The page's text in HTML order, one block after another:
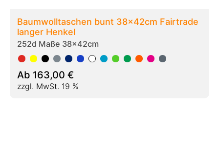
Recycling-Stofftaschen bunt 38x42cm
langer Henkel
Ab148,00€
zzgl. MwSt. 19 %